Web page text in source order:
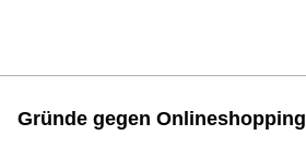
Gründe gegen Onlineshopping